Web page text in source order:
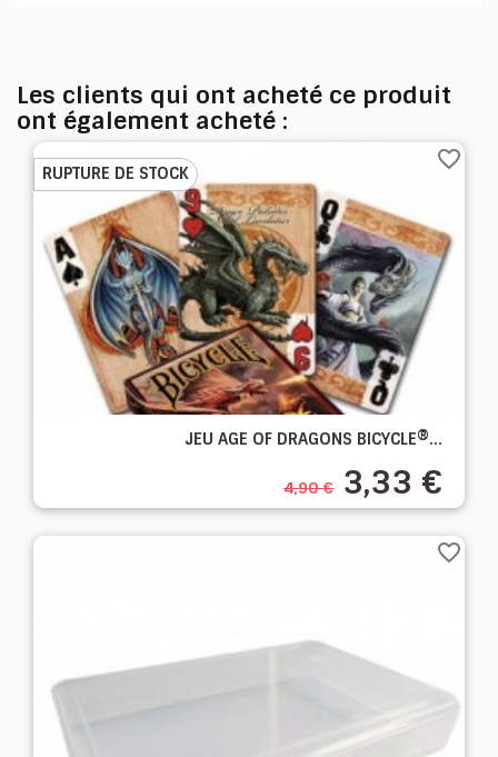
Les clients qui ont acheté ce produit
ont également acheté :
JEU AGE OF DRAGONS BICYCLE®...
4,90 € 3,33 €
RUPTURE DE STOCK
favorite_border
favorite_border